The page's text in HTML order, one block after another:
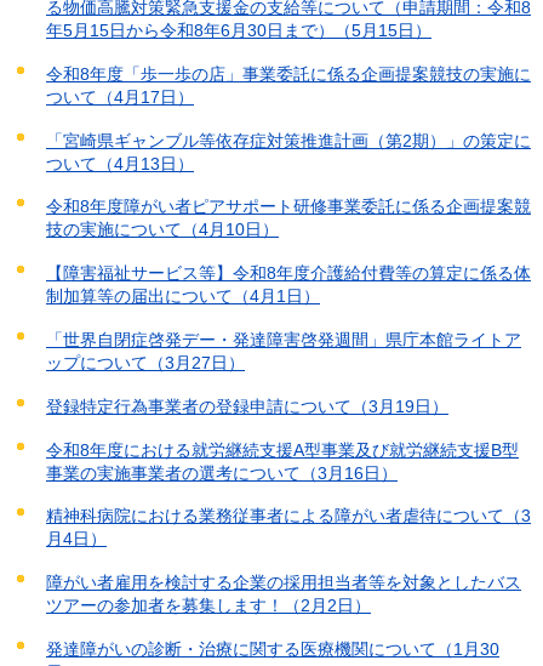
る物価高騰対策緊急支援金の支給等について（申請期間：令和8
年5月15日から令和8年6月30日まで）（5月15日）
令和8年度「歩一歩の店」事業委託に係る企画提案競技の実施に
ついて（4月17日）
「宮崎県ギャンブル等依存症対策推進計画（第2期）」の策定に
ついて（4月13日）
令和8年度障がい者ピアサポート研修事業委託に係る企画提案競
技の実施について（4月10日）
【障害福祉サービス等】令和8年度介護給付費等の算定に係る体
制加算等の届出について（4月1日）
「世界自閉症啓発デー・発達障害啓発週間」県庁本館ライトア
ップについて（3月27日）
登録特定行為事業者の登録申請について（3月19日）
令和8年度における就労継続支援A型事業及び就労継続支援B型
事業の実施事業者の選考について（3月16日）
精神科病院における業務従事者による障がい者虐待について（3
月4日）
障がい者雇用を検討する企業の採用担当者等を対象としたバス
ツアーの参加者を募集します！（2月2日）
発達障がいの診断・治療に関する医療機関について（1月30